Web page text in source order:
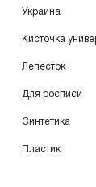
Украина
Кисточка
Лепесток
Для росписи
Синтетика
Пластик